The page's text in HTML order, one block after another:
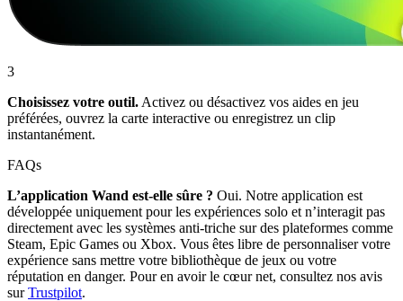
3
Choisissez votre outil. Activez ou désactivez vos aides en jeu
préférées, ouvrez la carte interactive ou enregistrez un clip
instantanément.
FAQs
L’application Wand est-elle sûre ? Oui. Notre application est
développée uniquement pour les expériences solo et n’interagit pas
directement avec les systèmes anti-triche sur des plateformes comme
Steam, Epic Games ou Xbox. Vous êtes libre de personnaliser votre
expérience sans mettre votre bibliothèque de jeux ou votre
réputation en danger. Pour en avoir le cœur net, consultez nos avis
surTrustpilot.